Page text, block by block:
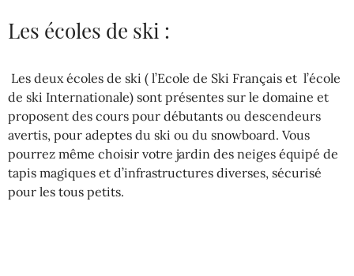
Les écoles de ski :
Les deux écoles de ski ( l’Ecole de Ski Français et l’école
de ski Internationale) sont présentes sur le domaine et
proposent des cours pour débutants ou descendeurs
avertis, pour adeptes du ski ou du snowboard. Vous
pourrez même choisir votre jardin des neiges équipé de
tapis magiques et d’infrastructures diverses, sécurisé
pour les tous petits.